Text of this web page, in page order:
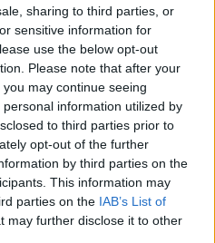
sharing to third parties, or
sensitive information for
use the below opt-out
Please note that after your
may continue seeing
information utilized by
to third parties prior to
opt-out of the further
by third parties on the
This information may
parties on the IAB’s List of
may further disclose it to other
Guinness-
és több más vezető
a kivitelezők. A közel
6 méter magas géppel
szerelik össze,
(SRC), szálakkal
és üvegszálakkal
Az építkezés
a munkaköltségek 50-
szemét 30-60
mintha hagyományos